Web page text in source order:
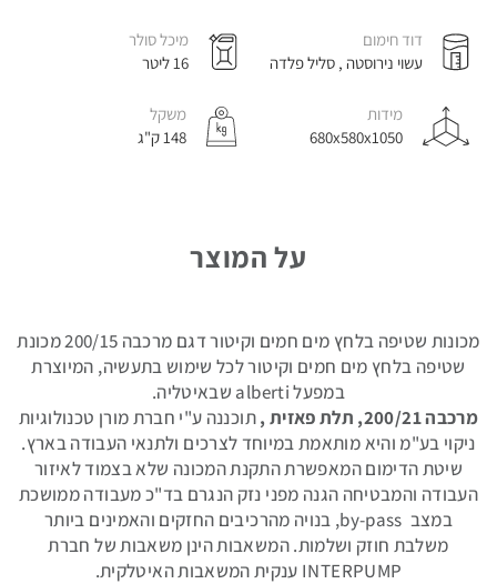
קיטוריות
תעשייתיות
חילוף
אביזרים
נלווים
דוד חימום
עשוי נירוסטה , סליל פלדה
מיכל סולר
16 ליטר
מידות
680x580x1050
משקל
148 ק"ג
על המוצר
מכונות שטיפה בלחץ מים חמים וקיטור דגם מרכבה 200/15 מכונת
שטיפה בלחץ מים חמים וקיטור לכל שימוש בתעשיה, המיוצרת
במפעל alberti שבאיטליה.
מרכבה 200/21, תלת פאזית ,
תוכננה ע"י חברת מורן טכנולוגיות
ניקוי בע"מ והיא מותאמת במיוחד לצרכים ולתנאי העבודה בארץ.
שיטת הדימום המאפשרת התקנת המכונה שלא בצמוד לאיזור
העבודה והמבטיחה הגנה מפני נזק הנגרם בד"כ מעבודה ממושכת
במצב by-pass, בנויה מהרכיבים החזקים והאמינים ביותר
משלבת חוזק ושלמות. המשאבות הינן משאבות של חברת
INTERPUMP ענקית המשאבות האיטלקית.